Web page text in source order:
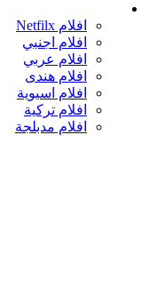
افلام Netfilx
افلام اجنبي
افلام عربي
افلام هندى
افلام اسيوية
افلام تركية
افلام مدبلجة